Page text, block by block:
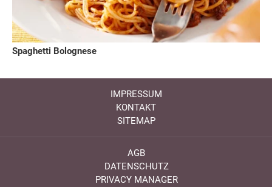
Spaghetti Bolognese
IMPRESSUM
KONTAKT
SITEMAP
AGB
DATENSCHUTZ
PRIVACY MANAGER